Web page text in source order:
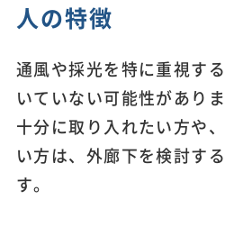
人の特徴
通風や採光を特に重視す
いていない可能性があり
十分に取り入れたい方や
い方は、外廊下を検討す
す。